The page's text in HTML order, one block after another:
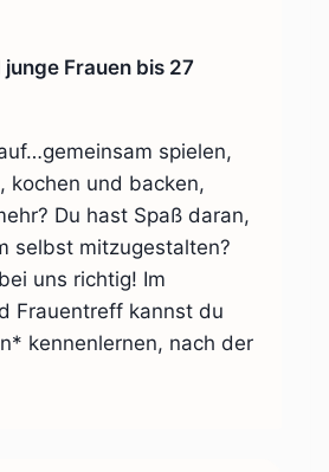
Frauen bis 27
spielen,
kochen und backen,
Du hast Spaß daran,
selbst mitzugestalten?
uns richtig! Im
Frauentreff kannst du
kennenlernen, nach der